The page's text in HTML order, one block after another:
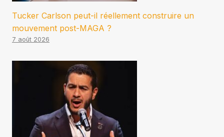
Tucker Carlson peut-il réellement construire un
mouvement post-MAGA ?
7 août 2026